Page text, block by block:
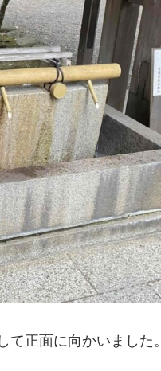
正面に向かいました。